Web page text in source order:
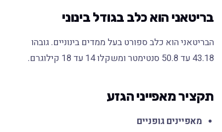
בריטאני הוא כלב בגודל בינוני
הבריטאני הוא כלב ספורט בעל ממדים בינוניים. גובהו
43.18 עד 50.8 סנטימטר ומשקלו 14 עד 18 קילוגרם.
תקציר מאפייני הגזע
מאפיינים גופניים